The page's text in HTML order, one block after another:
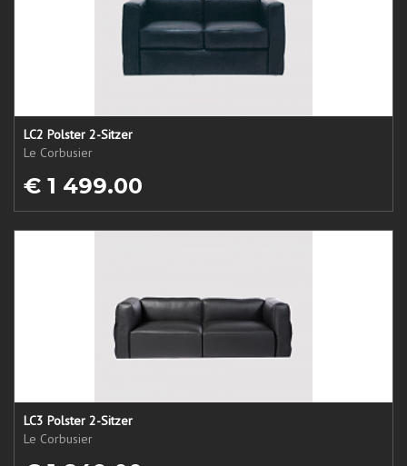
LC2 Polster 2-Sitzer
Le Corbusier
€ 1 499.00
LC3 Polster 2-Sitzer
Le Corbusier